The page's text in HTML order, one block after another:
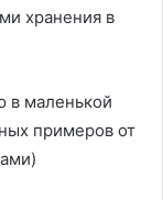
хранения в